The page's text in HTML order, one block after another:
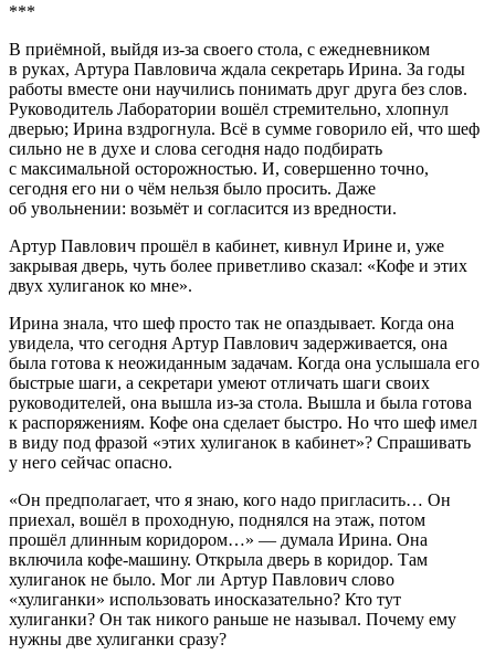
***
В приёмной, выйдя из-за своего стола, с ежедневником
в руках, Артура Павловича ждала секретарь Ирина. За годы
работы вместе они научились понимать друг друга без слов.
Руководитель Лаборатории вошёл стремительно, хлопнул
дверью; Ирина вздрогнула. Всё в сумме говорило ей, что шеф
сильно не в духе и слова сегодня надо подбирать
с максимальной осторожностью. И, совершенно точно,
сегодня его ни о чём нельзя было просить. Даже
об увольнении: возьмёт и согласится из вредности.
Артур Павлович прошёл в кабинет, кивнул Ирине и, уже
закрывая дверь, чуть более приветливо сказал: «Кофе и этих
двух хулиганок ко мне».
Ирина знала, что шеф просто так не опаздывает. Когда она
увидела, что сегодня Артур Павлович задерживается, она
была готова к неожиданным задачам. Когда она услышала его
быстрые шаги, а секретари умеют отличать шаги своих
руководителей, она вышла из-за стола. Вышла и была готова
к распоряжениям. Кофе она сделает быстро. Но что шеф имел
в виду под фразой «этих хулиганок в кабинет»? Спрашивать
у него сейчас опасно.
«Он предполагает, что я знаю, кого надо пригласить… Он
приехал, вошёл в проходную, поднялся на этаж, потом
прошёл длинным коридором…» — думала Ирина. Она
включила кофе-машину. Открыла дверь в коридор. Там
хулиганок не было. Мог ли Артур Павлович слово
«хулиганки» использовать иносказательно? Кто тут
хулиганки? Он так никого раньше не называл. Почему ему
нужны две хулиганки сразу?